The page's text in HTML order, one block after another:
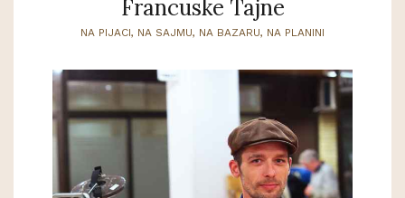
Francuske Tajne
NA PIJACI, NA SAJMU, NA BAZARU, NA PLANINI